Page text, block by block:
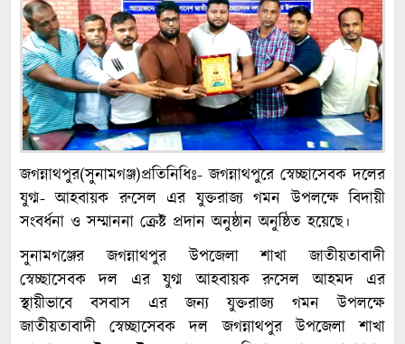
জগন্নাথপুর(সুনামগঞ্জ)প্রতিনিধিঃ- জগন্নাথপুরে স্বেচ্ছাসেবক দলের
যুগ্ম- আহবায়ক রুসেল এর যুক্তরাজ্য গমন উপলক্ষে বিদায়ী
সংবর্ধনা ও সম্মাননা ক্রেষ্ট প্রদান অনুষ্ঠান অনুষ্ঠিত হয়েছে।
সুনামগঞ্জের জগন্নাথপুর উপজেলা শাখা জাতীয়তাবাদী
স্বেচ্ছাসেবক দল এর যুগ্ম আহবায়ক রুসেল আহমদ এর
স্থায়ীভাবে বসবাস এর জন্য যুক্তরাজ্য গমন উপলক্ষে
জাতীয়তাবাদী স্বেচ্ছাসেবক দল জগন্নাথপুর উপজেলা শাখা